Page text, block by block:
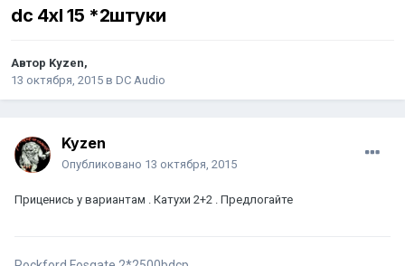
dc 4xl 15 *2штуки
Автор Kyzen,
13 октября, 2015 в DC Audio
Kyzen
Опубликовано 13 октября, 2015
Приценись у вариантам . Катухи 2+2 . Предлогайте